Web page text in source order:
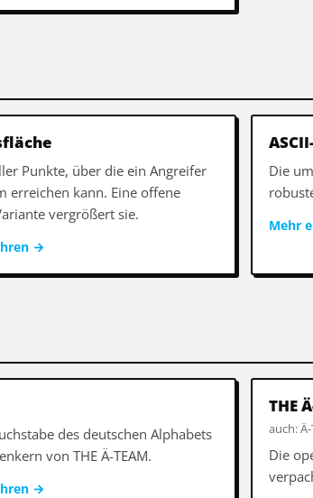
Punkte, über die ein Angreifer
erreichen kann. Eine offene
vergrößert sie.
→
Die
Mehr
des deutschen Alphabets
von THE Ä-TEAM.
→
THE
auch:
Die